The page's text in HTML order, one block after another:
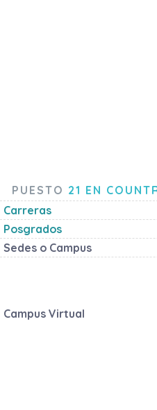
PUESTO 21 EN
Carreras
Posgrados
Sedes o Campus
Campus Virtual